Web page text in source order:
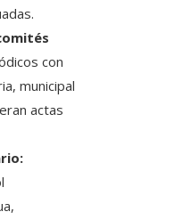
con
municipal
actas